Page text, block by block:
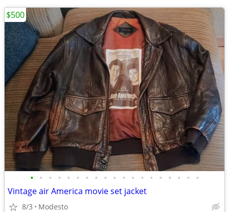
• • • • • • • • • • • • • • • • • • •
Vintage air America movie set jacket
8/3 Modesto
$500